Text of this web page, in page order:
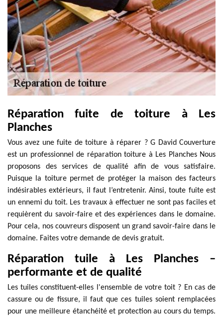
Réparation fuite de toiture à Les
Planches
Vous avez une fuite de toiture à réparer ? G David Couverture
est un professionnel de réparation toiture à Les Planches Nous
proposons des services de qualité afin de vous satisfaire.
Puisque la toiture permet de protéger la maison des facteurs
indésirables extérieurs, il faut l’entretenir. Ainsi, toute fuite est
un ennemi du toit. Les travaux à effectuer ne sont pas faciles et
requièrent du savoir-faire et des expériences dans le domaine.
Pour cela, nos couvreurs disposent un grand savoir-faire dans le
domaine. Faites votre demande de devis gratuit.
Réparation tuile à Les Planches –
performante et de qualité
Les tuiles constituent-elles l'ensemble de votre toit ? En cas de
cassure ou de fissure, il faut que ces tuiles soient remplacées
pour une meilleure étanchéité et protection au cours du temps.